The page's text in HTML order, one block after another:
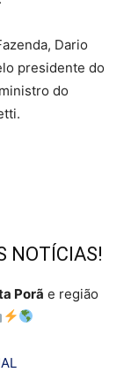
Dario
presidente do
do
NOTÍCIAS!
Porã e região